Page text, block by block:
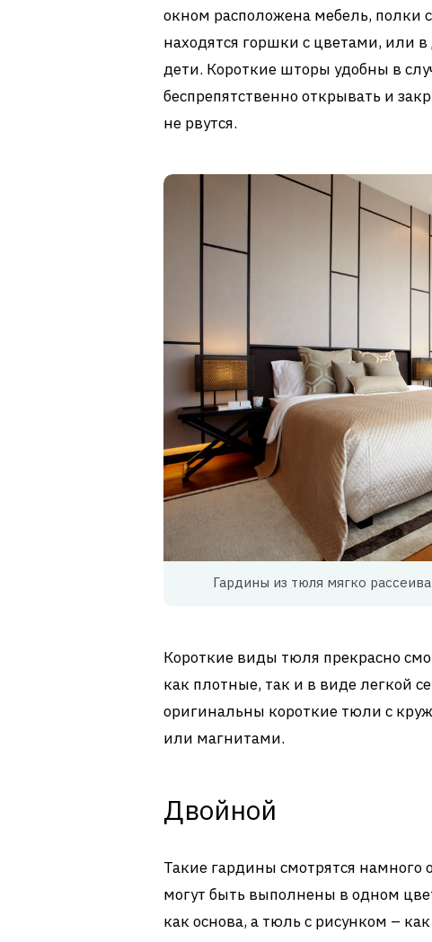
окном расположена мебель, полки
находятся горшки с цветами, или
дети. Короткие шторы удобны в
беспрепятственно открывать и
не рвутся.
Гардины из тюля мягко
Короткие виды тюля прекрасно
как плотные, так и в виде легкой
оригинальны короткие тюли с
или магнитами.
Двойной
Такие гардины смотрятся намного
могут быть выполнены в одном
как основа, а тюль с рисунком –